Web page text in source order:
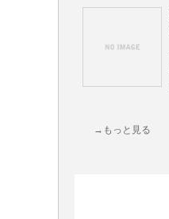
→もっと見る